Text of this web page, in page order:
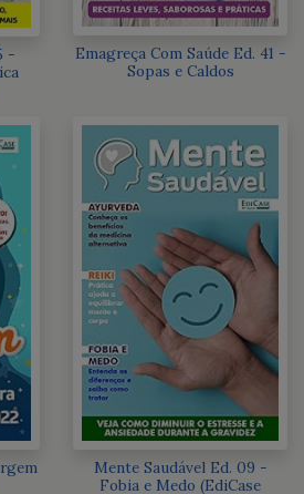
-
Emagreça Com Saúde Ed. 41 -
Sopas e Caldos
Mente Saudável Ed. 09 -
Fobia e Medo (EdiCase